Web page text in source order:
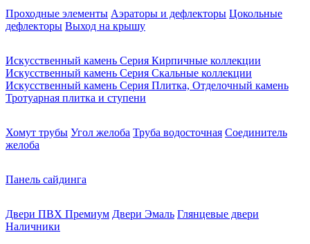
Проходные элементы Аэраторы и дефлекторы Цокольные
дефлекторы Выход на крышу
Искусственный камень Серия Кирпичные коллекции
Искусственный камень Серия Скальные коллекции
Искусственный камень Серия Плитка, Отделочный камень
Тротуарная плитка и ступени
Хомут трубы Угол желоба Труба водосточная Соединитель
желоба
Панель сайдинга
Двери ПВХ Премиум Двери Эмаль Глянцевые двери
Наличники